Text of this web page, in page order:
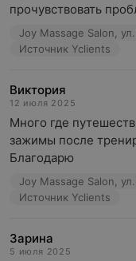
прочувствовать
Joy Massage Salon,
Источник Yclients
Виктория
12 июля 2025
Много где
зажимы после
Благодарю
Joy Massage Salon,
Источник Yclients
Зарина
5 июля 2025